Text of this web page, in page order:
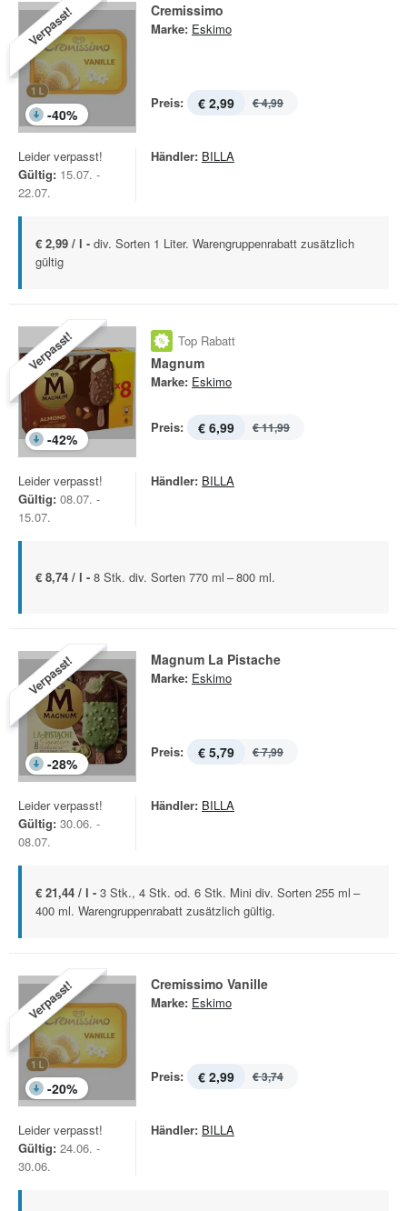
Verpasst!
-40%
Cremissimo
Marke: Eskimo
Preis: € 2,99 € 4,99
Leider verpasst!
Gültig: 15.07. -
22.07.
Händler: BILLA
€ 2,99 / l - div. Sorten 1 Liter. Warengruppenrabatt zusätzlich
gültig
Verpasst!
-42%
Top Rabatt
Magnum
Marke: Eskimo
Preis: € 6,99 € 11,99
Leider verpasst!
Gültig: 08.07. -
15.07.
Händler: BILLA
€ 8,74 / l - 8 Stk. div. Sorten 770 ml – 800 ml.
Verpasst!
-28%
Magnum La Pistache
Marke: Eskimo
Preis: € 5,79 € 7,99
Leider verpasst!
Gültig: 30.06. -
08.07.
Händler: BILLA
€ 21,44 / l - 3 Stk., 4 Stk. od. 6 Stk. Mini div. Sorten 255 ml –
400 ml. Warengruppenrabatt zusätzlich gültig.
Verpasst!
-20%
Cremissimo Vanille
Marke: Eskimo
Preis: € 2,99 € 3,74
Leider verpasst!
Gültig: 24.06. -
30.06.
Händler: BILLA